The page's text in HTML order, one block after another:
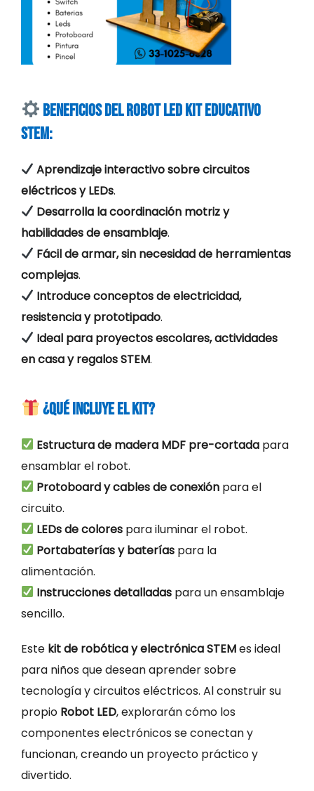
Beneficios del Robot LED Kit Educativo
STEM:
Aprendizaje interactivo sobre circuitos
eléctricos y LEDs.
Desarrolla la coordinación motriz y
habilidades de ensamblaje.
Fácil de armar, sin necesidad de herramientas
complejas.
Introduce conceptos de electricidad,
resistencia y prototipado.
Ideal para proyectos escolares, actividades
en casa y regalos STEM.
¿Qué incluye el kit?
Estructura de madera MDF pre-cortada para
ensamblar el robot.
Protoboard y cables de conexión para el
circuito.
LEDs de colores para iluminar el robot.
Portabaterías y baterías para la
alimentación.
Instrucciones detalladas para un ensamblaje
sencillo.
Este kit de robótica y electrónica STEMes ideal
para niños que desean aprender sobre
tecnología y circuitos eléctricos. Al construir su
propio Robot LED, explorarán cómo los
componentes electrónicos se conectan y
funcionan, creando un proyecto práctico y
divertido.